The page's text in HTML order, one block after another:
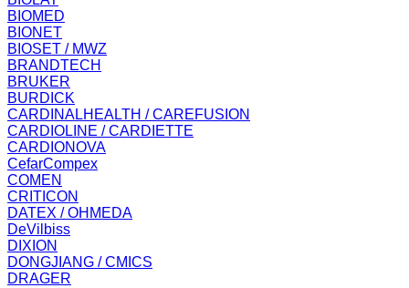
BIOMED
BIONET
BIOSET / MWZ
BRANDTECH
BRUKER
BURDICK
CARDINALHEALTH / CAREFUSION
CARDIOLINE / CARDIETTE
CARDIONOVA
CefarCompex
COMEN
CRITICON
DATEX / OHMEDA
DeVilbiss
DIXION
DONGJIANG / CMICS
DRAGER